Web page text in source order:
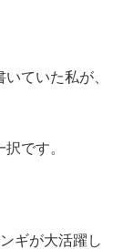
ていた私が、
択です。
ギが大活躍し